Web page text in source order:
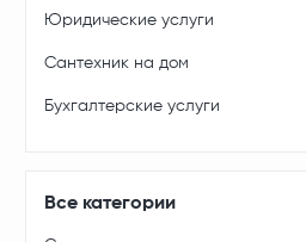
Юридические услуги
Сантехник на дом
Бухгалтерские услуги
Все категории